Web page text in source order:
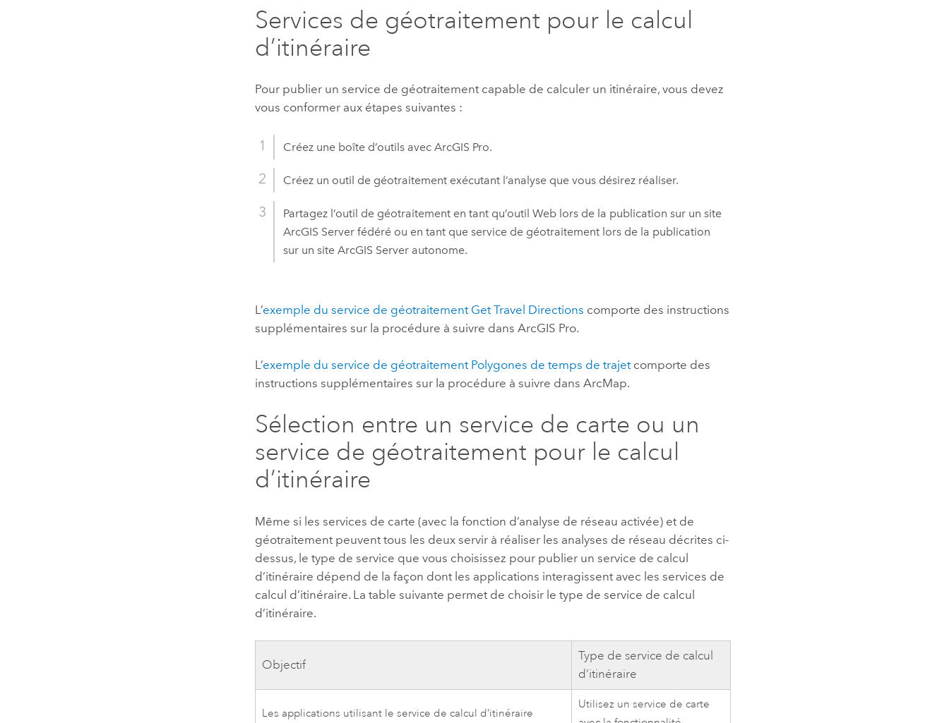
Services de géotraitement pour le calcul
d’itinéraire
Pour publier un service de géotraitement capable de calculer un itinéraire, vous devez
vous conformer aux étapes suivantes :
Créez une boîte d’outils avecArcGIS Pro.
Créez un outil de géotraitement exécutant l’analyse que vous désirez réaliser.
Partagez l’outil de géotraitement en tant qu’outil Web lors de la publication sur un site
ArcGIS Server fédéré ou en tant que service de géotraitement lors de la publication
sur un siteArcGIS Server autonome.
L’exemple du service de géotraitement Get Travel Directions comporte des instructions
supplémentaires sur la procédure à suivre dansArcGIS Pro.
L’exemple du service de géotraitement Polygones de temps de trajetcomporte des
instructions supplémentaires sur la procédure à suivre dansArcMap.
Sélection entre un service de carte ou un
service de géotraitement pour le calcul
d’itinéraire
Même si les services de carte (avec la fonction d’analyse de réseau activée) et de
géotraitement peuvent tous les deux servir à réaliser les analyses de réseau décrites ci-
dessus, le type de service que vous choisissez pour publier un service de calcul
d’itinéraire dépend de la façon dont les applications interagissent avec les services de
calcul d’itinéraire. La table suivante permet de choisir le type de service de calcul
d’itinéraire.
Objectif
Type de service de calcul
d’itinéraire
Les applications utilisant le service de calcul d’itinéraire
Utilisez un service de carte